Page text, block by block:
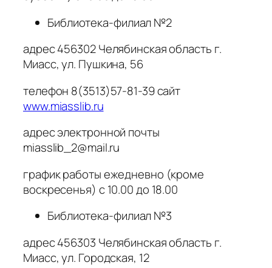
Библиотека-филиал №2
адрес 456302 Челябинская область г.
Миасс, ул. Пушкина, 56
телефон 8(3513)57-81-39 сайт
www.miasslib.ru
адрес электронной почты
miasslib_2@mail.ru
график работы ежедневно (кроме
воскресенья) с 10.00 до 18.00
Библиотека-филиал №3
адрес 456303 Челябинская область г.
Миасс, ул. Городская, 12